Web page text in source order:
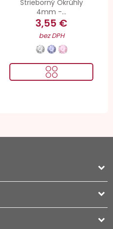
Strieborný Okrúhly
4mm -...
3,55 €
bez DPH
keyboard_arrow_down

